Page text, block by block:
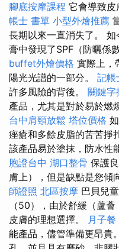
腳底按摩課程 它會導致皮
帳士 書單 小型外燴推薦
長期以來一直消失了。
膏中發現了SPF（防曬係
buffet外燴價格 實際上，
陽光光譜的一部分。 記帳
許多風險的背後。 關鍵字
產品，尤其是對於易於燃
台中肩頸放鬆 塔位價格
痤瘡和多餘皮脂的苦苦掙
該產品易於塗抹，防水性
胞證台中 湖口整骨 保護
膚上），但是缺點是您傾
師證照 北區按摩 巴貝兒
（50），由於舒緩（蘆
皮膚的理想選擇。 月子餐
能產品，儘管準備更昂貴